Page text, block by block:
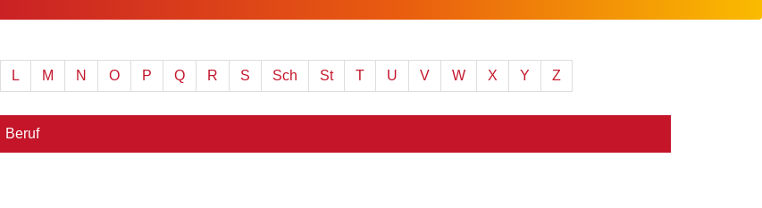
L M N O P Q R S Sch St T U V W X Y Z
Beruf